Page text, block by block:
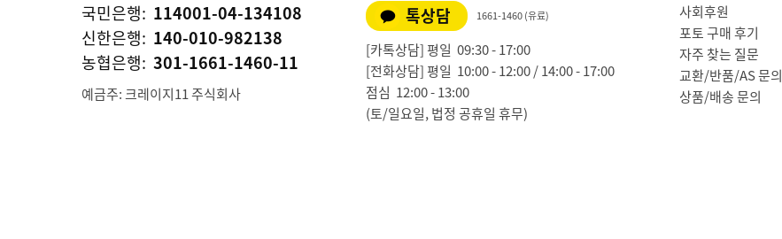
국민은행: 114001-04-134108
신한은행: 140-010-982138
농협은행: 301-1661-1460-11
예금주: 크레이지11 주식회사
톡상담 1661-1460 (유료)
[카톡상담] 평일 09:30 - 17:00
[전화상담] 평일 10:00 - 12:00 / 14:00 - 17:00
점심 12:00 - 13:00
(토/일요일, 법정 공휴일 휴무)
사회후원
포토 구매 후기
자주 찾는 질문
교환/반품/AS 문의
상품/배송 문의